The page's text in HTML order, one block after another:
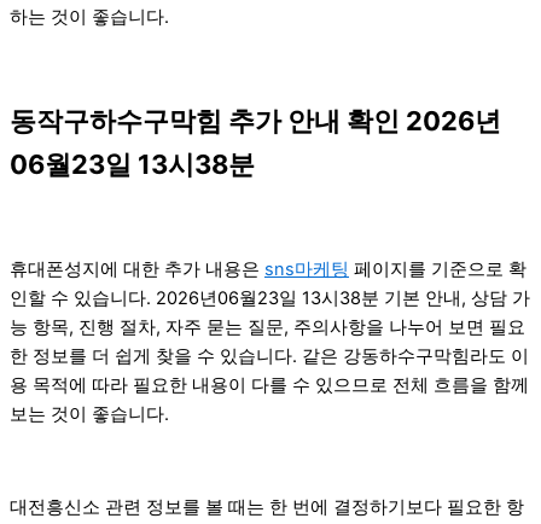
하는 것이 좋습니다.
동작구하수구막힘 추가 안내 확인 2026년
06월23일 13시38분
휴대폰성지에 대한 추가 내용은 sns마케팅 페이지를 기준으로 확
인할 수 있습니다. 2026년06월23일 13시38분 기본 안내, 상담 가
능 항목, 진행 절차, 자주 묻는 질문, 주의사항을 나누어 보면 필요
한 정보를 더 쉽게 찾을 수 있습니다. 같은 강동하수구막힘라도 이
용 목적에 따라 필요한 내용이 다를 수 있으므로 전체 흐름을 함께
보는 것이 좋습니다.
대전흥신소 관련 정보를 볼 때는 한 번에 결정하기보다 필요한 항